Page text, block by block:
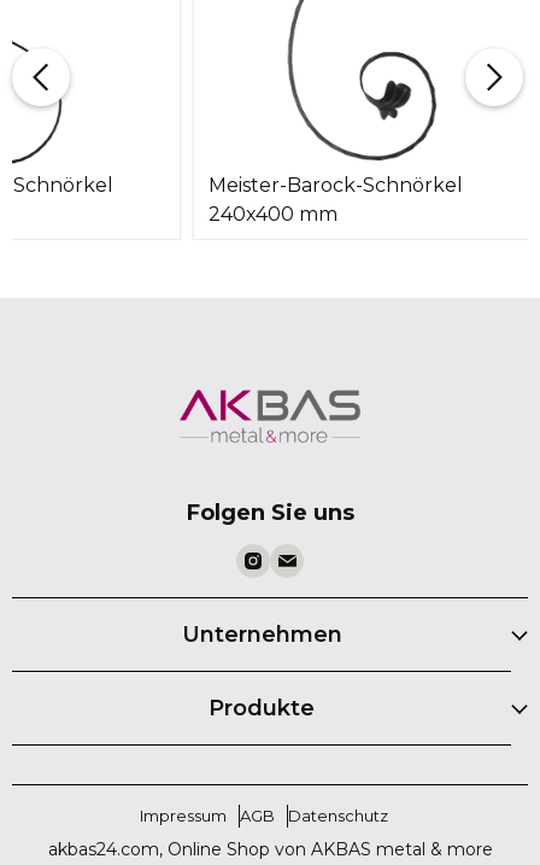
Schnörkel
Meister-Barock-Schnörkel
240x400 mm
Folgen Sie uns
Unternehmen
Produkte
Impressum AGB Datenschutz
akbas24.com, Online Shop von AKBAS metal & more